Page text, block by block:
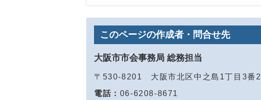
このページの作成者・問合せ先
大阪市市会事務局 総務担当
〒530-8201 大阪市北区中之島1丁目3番
電話： 06-6208-8671